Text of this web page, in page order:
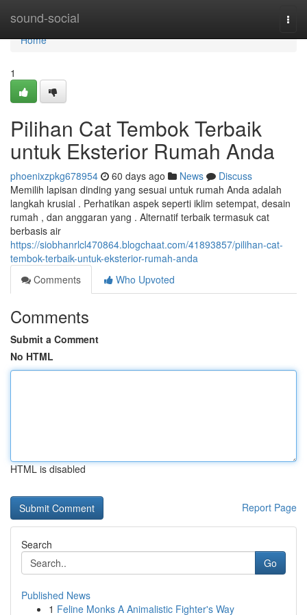
sound-social
Home
Home
1
Pilihan Cat Tembok Terbaik
untuk Eksterior Rumah Anda
phoenixzpkg678954 60 days ago News
Discuss
Memilih lapisan dinding yang sesuai untuk rumah Anda adalah
langkah krusial . Perhatikan aspek seperti iklim setempat, desain
rumah , dan anggaran yang . Alternatif terbaik termasuk cat
berbasis air
https://siobhanrlcl470864.blogchaat.com/41893857/pilihan-cat-
tembok-terbaik-untuk-eksterior-rumah-anda
Comments
Who Upvoted
Comments
Submit a Comment
No HTML
HTML is disabled
Report Page
Search
Go
Published News
1 Feline Monks A Animalistic Fighter's Way